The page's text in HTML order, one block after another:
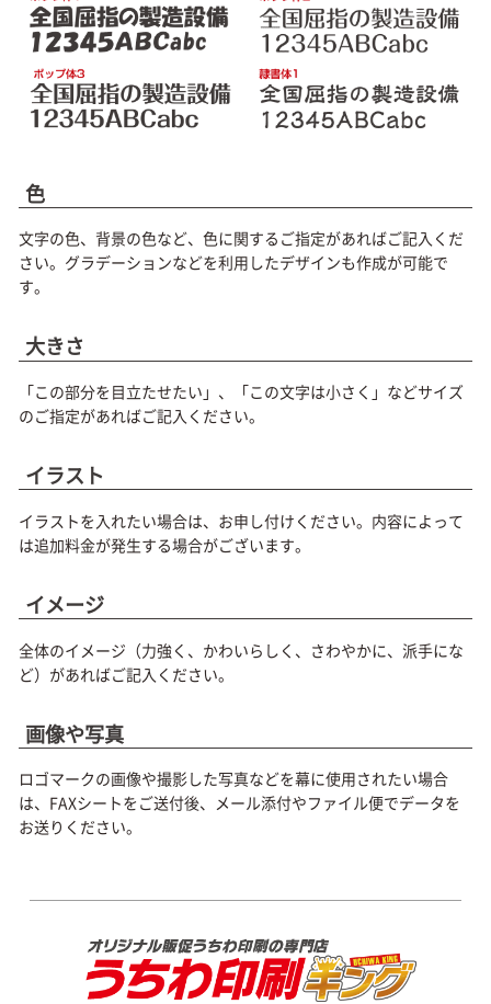
色
文字の色、背景の色など、色に関するご指定があればご記入くだ
さい。グラデーションなどを利用したデザインも作成が可能で
す。
大きさ
「この部分を目立たせたい」、「この文字は小さく」などサイズ
のご指定があればご記入ください。
イラスト
イラストを入れたい場合は、お申し付けください。内容によって
は追加料金が発生する場合がございます。
イメージ
全体のイメージ（力強く、かわいらしく、さわやかに、派手にな
ど）があればご記入ください。
画像や写真
ロゴマークの画像や撮影した写真などを幕に使用されたい場合
は、FAXシートをご送付後、メール添付やファイル便でデータを
お送りください。